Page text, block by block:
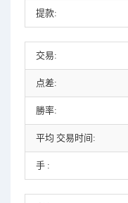
提款:
交易:
点差:
勝率:
平均 交易时间:
手 :